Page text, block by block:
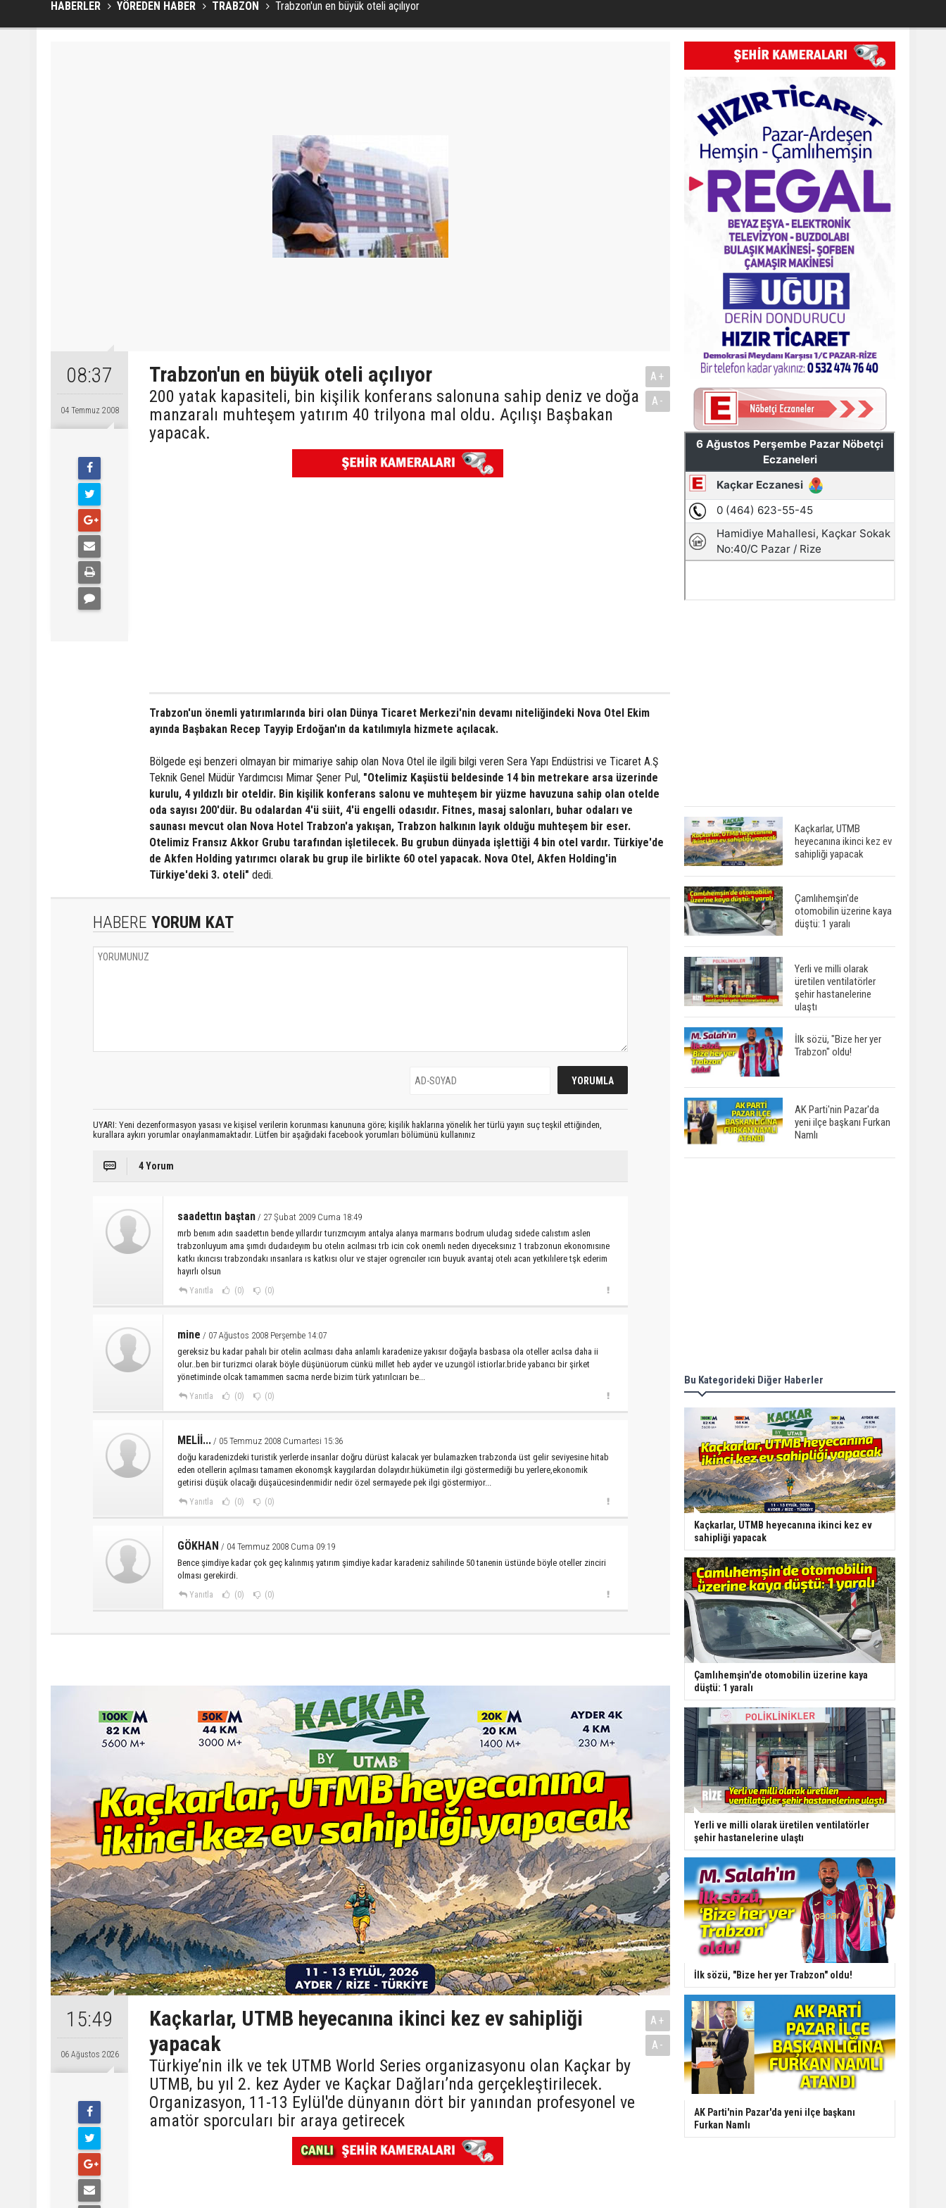
HABERLER YÖREDEN HABER TRABZON Trabzon'un en büyük oteli açılıyor
08:37
04 Temmuz 2008
Trabzon'un en büyük oteli açılıyor
200 yatak kapasiteli, bin kişilik konferans salonuna sahip deniz ve doğa
manzaralı muhteşem yatırım 40 trilyona mal oldu. Açılışı Başbakan
yapacak.
A+
A-
Trabzon'un önemli yatırımlarında biri olan Dünya Ticaret Merkezi'nin devamı niteliğindeki Nova Otel Ekim
ayında Başbakan Recep Tayyip Erdoğan'ın da katılımıyla hizmete açılacak.
Bölgede eşi benzeri olmayan bir mimariye sahip olan Nova Otel ile ilgili bilgi veren Sera Yapı Endüstrisi ve Ticaret A.Ş
Teknik Genel Müdür Yardımcısı Mimar Şener Pul, "Otelimiz Kaşüstü beldesinde 14 bin metrekare arsa üzerinde
kurulu, 4 yıldızlı bir oteldir. Bin kişilik konferans salonu ve muhteşem bir yüzme havuzuna sahip olan otelde
oda sayısı 200'dür. Bu odalardan 4'ü süit, 4'ü engelli odasıdır. Fitnes, masaj salonları, buhar odaları ve
saunası mevcut olan Nova Hotel Trabzon'a yakışan, Trabzon halkının layık olduğu muhteşem bir eser.
Otelimiz Fransız Akkor Grubu tarafından işletilecek. Bu grubun dünyada işlettiği 4 bin otel vardır. Türkiye'de
de Akfen Holding yatırımcı olarak bu grup ile birlikte 60 otel yapacak. Nova Otel, Akfen Holding'in
Türkiye'deki 3. oteli" dedi.
HABERE YORUM KAT
UYARI: Yeni dezenformasyon yasası ve kişisel verilerin korunması kanununa göre; kişilik haklarına yönelik her türlü yayın suç teşkil ettiğinden,
kurallara aykırı yorumlar onaylanmamaktadır. Lütfen bir aşağıdaki facebook yorumları bölümünü kullanınız
4 Yorum
saadettın baştan / 27 Şubat 2009 Cuma 18:49
mrb benım adın saadettın bende yıllardır turızmcıyım antalya alanya marmarıs bodrum uludag sıdede calıstım aslen
trabzonluyum ama şımdı dudaıdeyım bu otelın acılması trb icin cok onemlı neden dıyeceksınız 1 trabzonun ekonomısıne
katkı ıkıncısı trabzondakı ınsanlara ıs katkısı olur ve stajer ogrencıler ıcın buyuk avantaj otelı acan yetkılılere tşk ederim
hayırlı olsun
Yanıtla (0) (0)
mine / 07 Ağustos 2008 Perşembe 14:07
gereksiz bu kadar pahalı bir otelin acılması daha anlamlı karadenize yakısır doğayla basbasa ola oteller acılsa daha ii
olur..ben bir turizmci olarak böyle düşünüorum cünkü millet heb ayder ve uzungöl istiorlar.bride yabancı bir şirket
yönetiminde olcak tamammen sacma nerde bizim türk yatırılcıarı be...
Yanıtla (0) (0)
MELİİ... / 05 Temmuz 2008 Cumartesi 15:36
doğu karadenizdeki turistik yerlerde insanlar doğru dürüst kalacak yer bulamazken trabzonda üst gelir seviyesine hitab
eden otellerin açılması tamamen ekonomşk kaygılardan dolayıdır.hükümetin ilgi göstermediği bu yerlere,ekonomik
getirisi düşük olacağı düşaücesindenmidir nedir özel sermayede pek ilgi göstermiyor...
Yanıtla (0) (0)
GÖKHAN / 04 Temmuz 2008 Cuma 09:19
Bence şimdiye kadar çok geç kalınmış yatırım şimdiye kadar karadeniz sahilinde 50 tanenin üstünde böyle oteller zinciri
olması gerekirdi.
Yanıtla (0) (0)
15:49
06 Ağustos 2026
Kaçkarlar, UTMB heyecanına ikinci kez ev sahipliği
yapacak
Türkiye’nin ilk ve tek UTMB World Series organizasyonu olan Kaçkar by
UTMB, bu yıl 2. kez Ayder ve Kaçkar Dağları’nda gerçekleştirilecek.
Organizasyon, 11-13 Eylül'de dünyanın dört bir yanından profesyonel ve
amatör sporcuları bir araya getirecek
A+
A-
Kaçkarlar, UTMB
heyecanına ikinci kez ev
sahipliği yapacak
Çamlıhemşin'de
otomobilin üzerine kaya
düştü: 1 yaralı
Yerli ve milli olarak
üretilen ventilatörler
şehir hastanelerine
ulaştı
İlk sözü, "Bize her yer
Trabzon" oldu!
AK Parti'nin Pazar'da
yeni ilçe başkanı Furkan
Namlı
Bu Kategorideki Diğer Haberler
Kaçkarlar, UTMB heyecanına ikinci kez ev
sahipliği yapacak
Çamlıhemşin'de otomobilin üzerine kaya
düştü: 1 yaralı
Yerli ve milli olarak üretilen ventilatörler
şehir hastanelerine ulaştı
İlk sözü, "Bize her yer Trabzon" oldu!
AK Parti'nin Pazar'da yeni ilçe başkanı
Furkan Namlı